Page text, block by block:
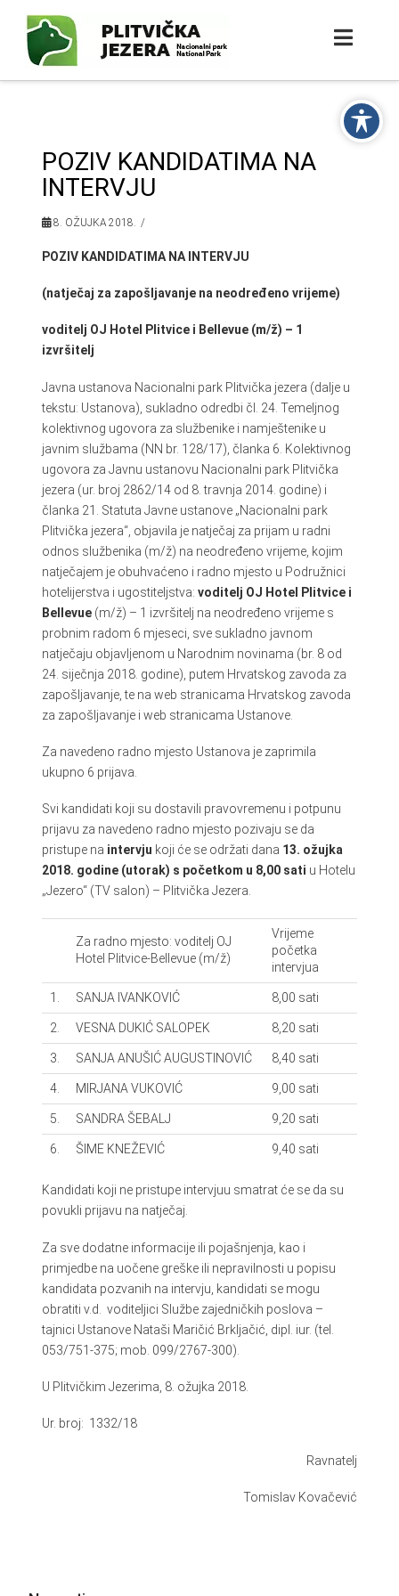
POZIV KANDIDATIMA NA
INTERVJU
8. OŽUJKA 2018.
POZIV KANDIDATIMA NA INTERVJU
(natječaj za zapošljavanje na neodređeno vrijeme)
voditelj OJ Hotel Plitvice i Bellevue (m/ž) – 1
izvršitelj
Javna ustanova Nacionalni park Plitvička jezera (dalje u
tekstu: Ustanova), sukladno odredbi čl. 24. Temeljnog
kolektivnog ugovora za službenike i namještenike u
javnim službama (NN br. 128/17), članka 6. Kolektivnog
ugovora za Javnu ustanovu Nacionalni park Plitvička
jezera (ur. broj 2862/14 od 8. travnja 2014. godine) i
članka 21. Statuta Javne ustanove „Nacionalni park
Plitvička jezera“, objavila je natječaj za prijam u radni
odnos službenika (m/ž) na neodređeno vrijeme, kojim
natječajem je obuhvaćeno i radno mjesto u Podružnici
hotelijerstva i ugostiteljstva: voditelj OJ Hotel Plitvice i
Bellevue(m/ž) – 1 izvršitelj na neodređeno vrijeme s
probnim radom 6 mjeseci, sve sukladno javnom
natječaju objavljenom u Narodnim novinama (br. 8 od
24. siječnja 2018. godine), putem Hrvatskog zavoda za
zapošljavanje, te na web stranicama Hrvatskog zavoda
za zapošljavanje i web stranicama Ustanove.
Za navedeno radno mjesto Ustanova je zaprimila
ukupno 6 prijava.
Svi kandidati koji su dostavili pravovremenu i potpunu
prijavu za navedeno radno mjesto pozivaju se da
pristupe na intervju koji će se održati dana 13. ožujka
2018. godine (utorak) s početkom u 8,00 sati u Hotelu
„Jezero“ (TV salon) – Plitvička Jezera.
Za radno mjesto: voditelj OJ
Hotel Plitvice-Bellevue (m/ž)
Vrijeme
početka
intervjua
1. SANJA IVANKOVIĆ 8,00 sati
2. VESNA DUKIĆ SALOPEK 8,20 sati
3. SANJA ANUŠIĆ AUGUSTINOVIĆ 8,40 sati
4. MIRJANA VUKOVIĆ 9,00 sati
5. SANDRA ŠEBALJ 9,20 sati
6. ŠIME KNEŽEVIĆ 9,40 sati
Kandidati koji ne pristupe intervjuu smatrat će se da su
povukli prijavu na natječaj.
Za sve dodatne informacije ili pojašnjenja, kao i
primjedbe na uočene greške ili nepravilnosti u popisu
kandidata pozvanih na intervju, kandidati se mogu
obratiti v.d. voditeljici Službe zajedničkih poslova –
tajnici Ustanove Nataši Maričić Brkljačić, dipl. iur. (tel.
053/751-375; mob. 099/2767-300).
U Plitvičkim Jezerima, 8. ožujka 2018.
Ur. broj: 1332/18
Ravnatelj
Tomislav Kovačević